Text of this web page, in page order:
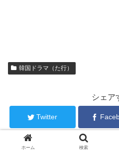
韓国ドラマ（た行）
シェア
Twitter
ホーム 検索